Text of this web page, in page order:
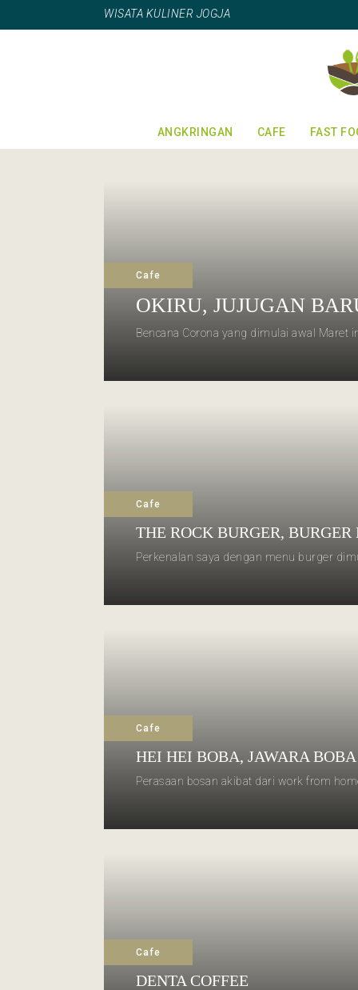
WISATA KULINER JOGJA
ANGKRINGAN CAFE FAST
Cafe
OKIRU, JUJUGAN
Bencana Corona yang dimulai awal Maret
Cafe
THE ROCK BURGER,
Perkenalan saya dengan menu burger
Cafe
HEI HEI BOBA, JAWARA
Perasaan bosan akibat dari work from
Cafe
DENTA COFFEE